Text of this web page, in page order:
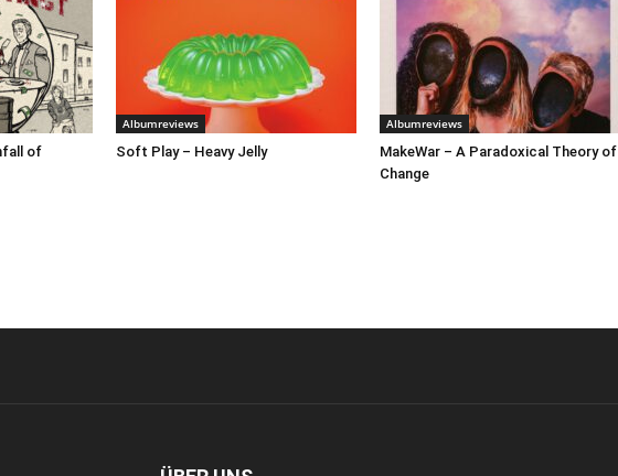
of
Albumreviews
Soft Play – Heavy Jelly
Albumreviews
MakeWar – A Paradoxical Theory of
Change